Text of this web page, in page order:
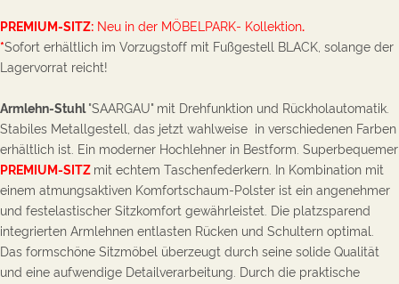
PREMIUM-SITZ: Neu in der MÖBELPARK- Kollektion.
*Sofort erhältlich im Vorzugstoff mit Fußgestell BLACK, solange der
Lagervorrat reicht!
Armlehn-Stuhl"SAARGAU" mit Drehfunktion und Rückholautomatik.
Stabiles Metallgestell, das jetzt wahlweise in verschiedenen Farben
erhältlich ist. Ein moderner Hochlehner in Bestform. Superbequemer
PREMIUM-SITZ mit echtem Taschenfederkern. In Kombination mit
einem atmungsaktiven Komfortschaum-Polster ist ein angenehmer
und festelastischer Sitzkomfort gewährleistet. Die platzsparend
integrierten Armlehnen entlasten Rücken und Schultern optimal.
Das formschöne Sitzmöbel überzeugt durch seine solide Qualität
und eine aufwendige Detailverarbeitung. Durch die praktische